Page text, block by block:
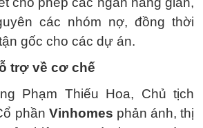
các nhóm nợ, đồng thời
gốc cho các dự án.
trợ về cơ chế
Phạm Thiếu Hoa, Chủ tịch
phần Vinhomes phản ánh, thị